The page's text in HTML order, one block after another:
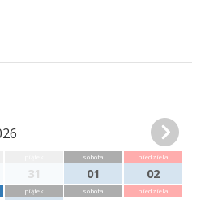
31
sobota
01
niedziela
02
piątek sobota niedziela